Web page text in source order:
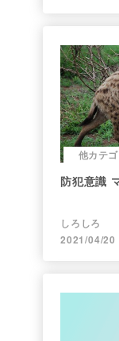
他カテゴ
防犯意識
しろしろ
2021/04/20